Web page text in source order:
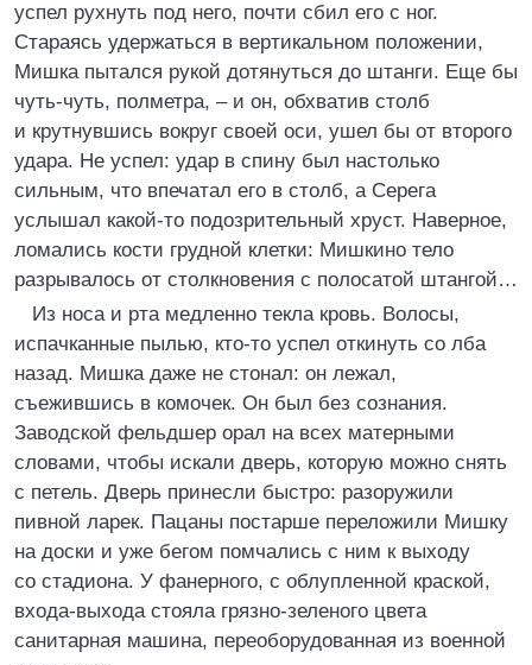
успел рухнуть под него, почти сбил его с ног.
Стараясь удержаться в вертикальном положении,
Мишка пытался рукой дотянуться до штанги. Еще бы
чуть-чуть, полметра, – и он, обхватив столб
и крутнувшись вокруг своей оси, ушел бы от второго
удара. Не успел: удар в спину был настолько
сильным, что впечатал его в столб, а Серега
услышал какой-то подозрительный хруст. Наверное,
ломались кости грудной клетки: Мишкино тело
разрывалось от столкновения с полосатой штангой…
Из носа и рта медленно текла кровь. Волосы,
испачканные пылью, кто-то успел откинуть со лба
назад. Мишка даже не стонал: он лежал,
съежившись в комочек. Он был без сознания.
Заводской фельдшер орал на всех матерными
словами, чтобы искали дверь, которую можно снять
с петель. Дверь принесли быстро: разоружили
пивной ларек. Пацаны постарше переложили Мишку
на доски и уже бегом помчались с ним к выходу
со стадиона. У фанерного, с облупленной краской,
входа-выхода стояла грязно-зеленого цвета
санитарная машина, переоборудованная из военной